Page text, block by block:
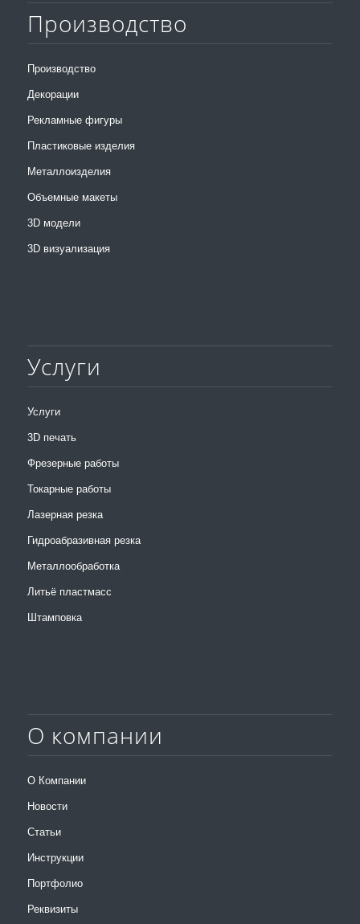
Производство
Производство
Декорации
Рекламные фигуры
Пластиковые изделия
Металлоизделия
Объемные макеты
3D модели
3D визуализация
Услуги
Услуги
3D печать
Фрезерные работы
Токарные работы
Лазерная резка
Гидроабразивная резка
Металлообработка
Литьё пластмасс
Штамповка
О компании
О Компании
Новости
Статьи
Инструкции
Портфолио
Реквизиты